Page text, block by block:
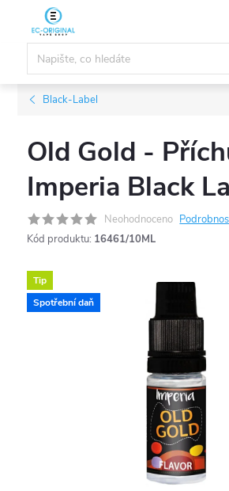
obsah
Black-Label
Old Gold -
Imperia Black
Neohodnoceno
Kód produktu: 16461/10ML
Tip
Spotřební daň